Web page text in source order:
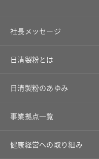
社長メッセージ
日清製粉とは
日清製粉のあゆみ
事業拠点一覧
健康経営への取り組み